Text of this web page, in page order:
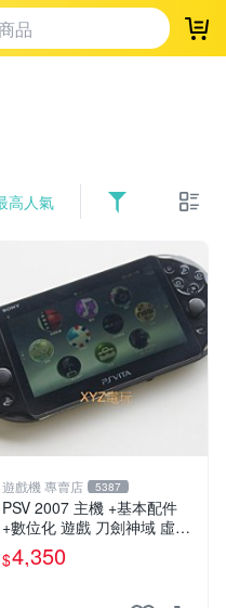
登
高人氣
遊戲機 專賣店 5387
PSV 2007 主機 +基本配件
+數位化 遊戲 刀劍神域 虛空
幻界 保修一年
$4,350